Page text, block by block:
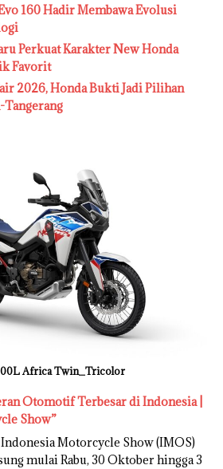
160 Hadir Membawa Evolusi
Perkuat Karakter New Honda
Favorit
2026, Honda Bukti Jadi Pilihan
Tangerang
Africa Twin_Tricolor
Otomotif Terbesar di Indonesia |
Show”
Motorcycle Show (IMOS)
mulai Rabu, 30 Oktober hingga 3